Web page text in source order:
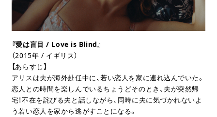
『愛は盲目 / Love is Blind』
（2015年 / イギリス）
【あらすじ】
アリスは夫が海外赴任中に、若い恋人を家に連れ込んでいた。
恋人との時間を楽しんでいるちょうどそのとき、夫が突然帰
宅！不在を詫びる夫と話しながら、同時に夫に気づかれないよ
う若い恋人を家から逃がすことになる。